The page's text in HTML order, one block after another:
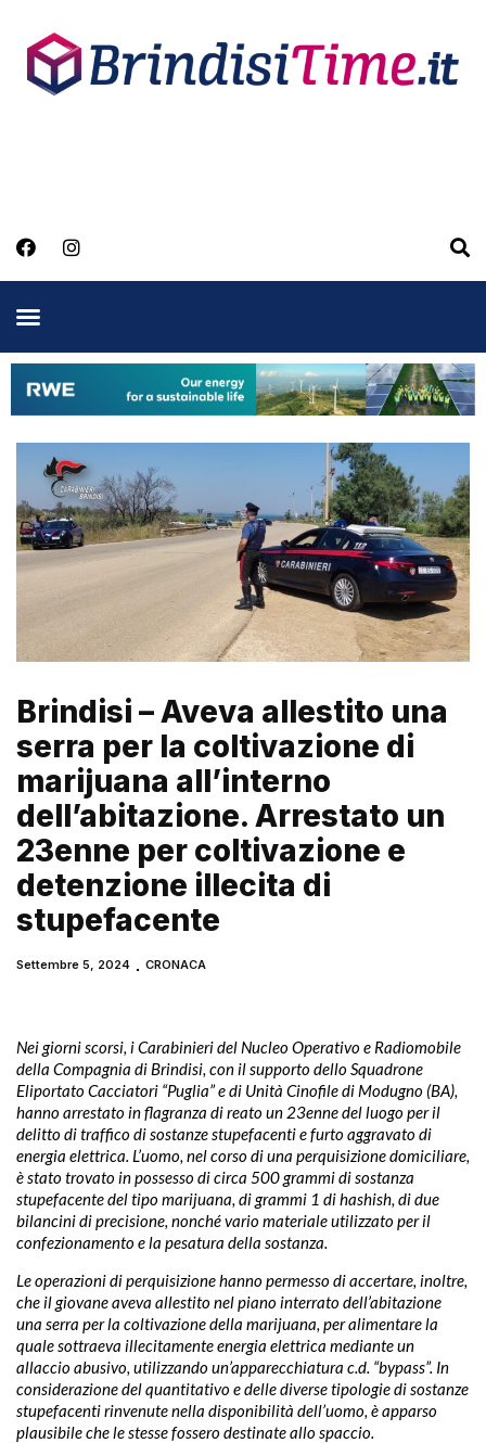
Brindisi – Aveva allestito una
serra per la coltivazione di
marijuana all’interno
dell’abitazione. Arrestato un
23enne per coltivazione e
detenzione illecita di
stupefacente
Settembre 5, 2024 CRONACA
Nei giorni scorsi, i Carabinieri del Nucleo Operativo e Radiomobile
della Compagnia di Brindisi, con il supporto dello Squadrone
Eliportato Cacciatori “Puglia” e di Unità Cinofile di Modugno (BA),
hanno arrestato in flagranza di reato un 23enne del luogo per il
delitto di traffico di sostanze stupefacenti e furto aggravato di
energia elettrica. L’uomo, nel corso di una perquisizione domiciliare,
è stato trovato in possesso di circa 500 grammi di sostanza
stupefacente del tipo marijuana, di grammi 1 di hashish, di due
bilancini di precisione, nonché vario materiale utilizzato per il
confezionamento e la pesatura della sostanza.
Le operazioni di perquisizione hanno permesso di accertare, inoltre,
che il giovane aveva allestito nel piano interrato dell’abitazione
una serra per la coltivazione della marijuana, per alimentare la
quale sottraeva illecitamente energia elettrica mediante un
allaccio abusivo, utilizzando un’apparecchiatura c.d. “bypass”. In
considerazione del quantitativo e delle diverse tipologie di sostanze
stupefacenti rinvenute nella disponibilità dell’uomo, è apparso
plausibile che le stesse fossero destinate allo spaccio.